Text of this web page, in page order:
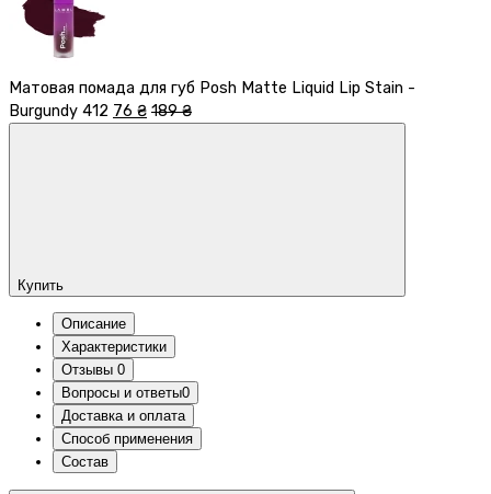
Матовая помада для губ Posh Matte Liquid Lip Stain -
Burgundy 412 76 ₴ 189 ₴
Купить
Описание
Характеристики
Отзывы 0
Вопросы и ответы0
Доставка и оплата
Способ применения
Состав